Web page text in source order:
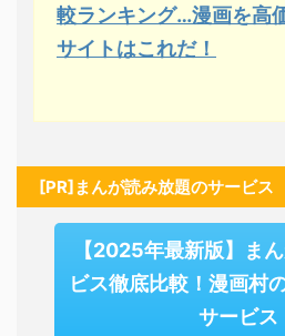
較ランキング…漫画を高
サイトはこれだ！
[PR]まんが読み放題のサービス
【2025年最新版】ま
ビス徹底比較！漫画村
サービス